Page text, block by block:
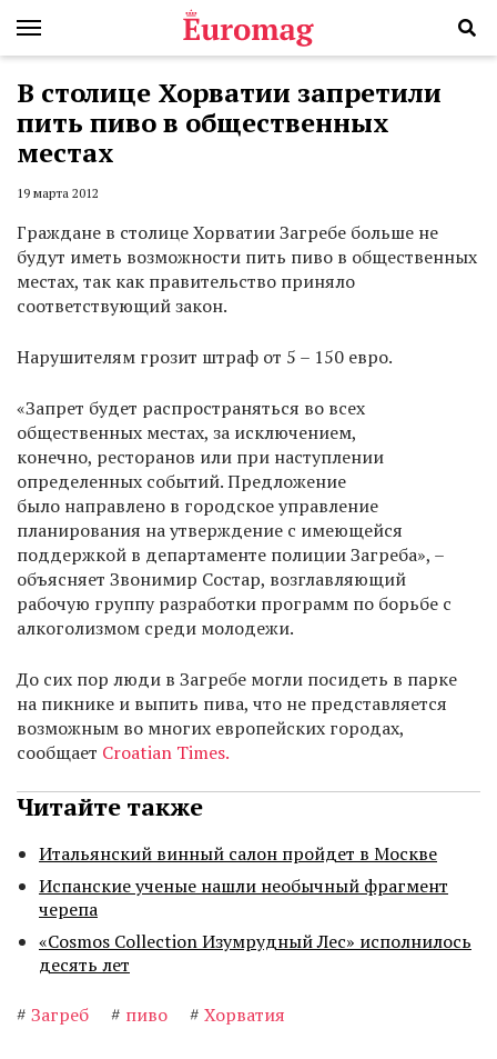
В столице Хорватии запретили
пить пиво в общественных
местах
19 марта 2012
Граждане в столице Хорватии Загребе больше не
будут иметь возможности пить пиво в общественных
местах, так как правительство приняло
соответствующий закон.
Нарушителям грозит штраф от 5 – 150 евро.
«Запрет будет распространяться во всех
общественных местах, за исключением,
конечно, ресторанов или при наступлении
определенных событий. Предложение
было направлено в городское управление
планирования на утверждение с имеющейся
поддержкой в департаменте полиции Загреба», –
объясняет Звонимир Состар, возглавляющий
рабочую группу разработки программ по борьбе с
алкоголизмом среди молодежи.
До сих пор люди в Загребе могли посидеть в парке
на пикнике и выпить пива, что не представляется
возможным во многих европейских городах,
сообщает Croatian Times.
Читайте также
Итальянский винный салон пройдет в Москве
Испанские ученые нашли необычный фрагмент
черепа
«Cosmos Collection Изумрудный Лес» исполнилось
десять лет
# Загреб # пиво # Хорватия